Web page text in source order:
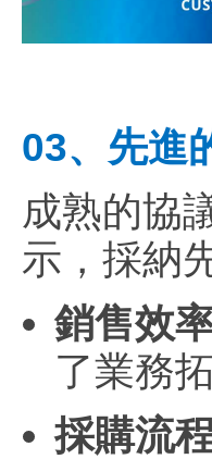
03、先進
成熟的協
示，採納
銷售效
了業務
採購流